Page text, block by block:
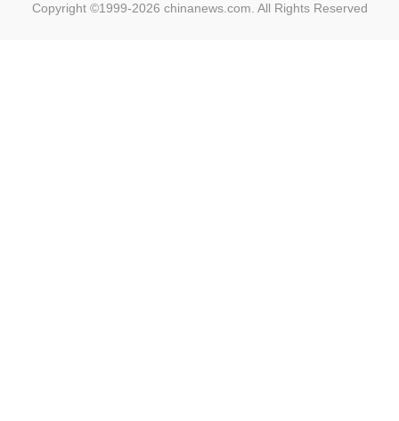
Copyright ©1999-2026 chinanews.com. All Rights Reserved